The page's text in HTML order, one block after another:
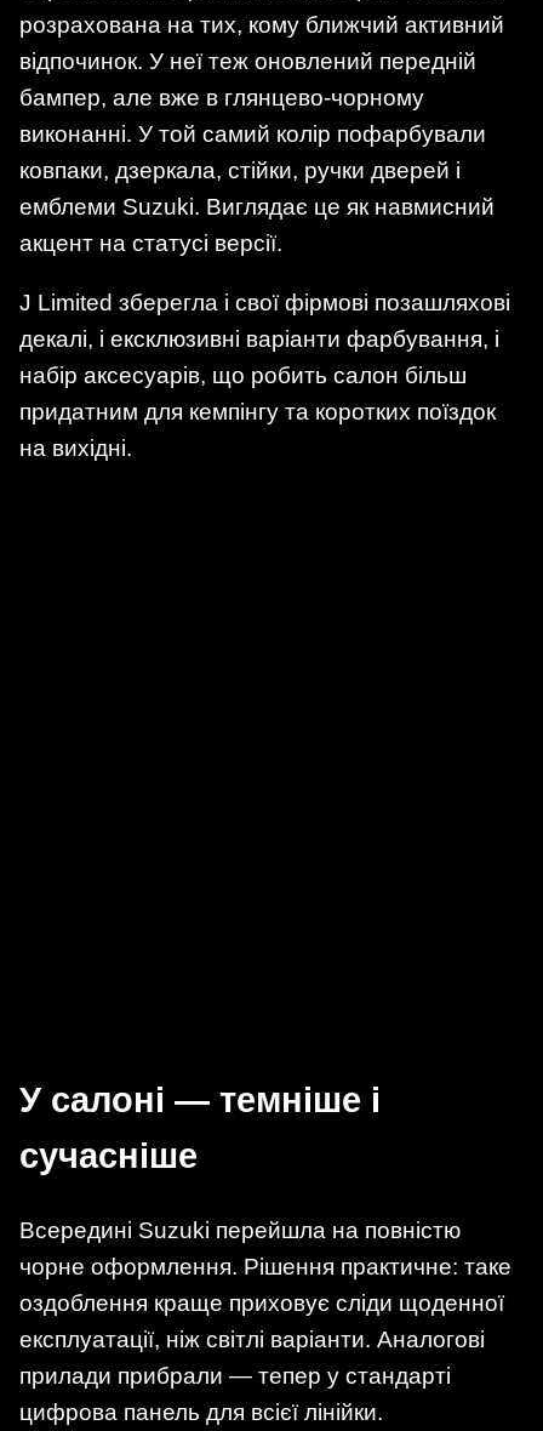
розрахована на тих, кому ближчий активний
відпочинок. У неї теж оновлений передній
бампер, але вже в глянцево-чорному
виконанні. У той самий колір пофарбували
ковпаки, дзеркала, стійки, ручки дверей і
емблеми Suzuki. Виглядає це як навмисний
акцент на статусі версії.
J Limited зберегла і свої фірмові позашляхові
декалі, і ексклюзивні варіанти фарбування, і
набір аксесуарів, що робить салон більш
придатним для кемпінгу та коротких поїздок
на вихідні.
У салоні — темніше і
сучасніше
Всередині Suzuki перейшла на повністю
чорне оформлення. Рішення практичне: таке
оздоблення краще приховує сліди щоденної
експлуатації, ніж світлі варіанти. Аналогові
прилади прибрали — тепер у стандарті
цифрова панель для всієї лінійки.